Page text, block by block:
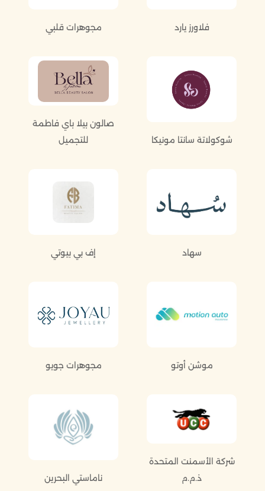
فلاورز يارد مجوهرات قلبي
شوكولاتة سانتا مونيكا
صالون بيلا باي فاطمة
للتجميل
سهاد إف بي بيوتي
موشن أوتو مجوهرات جويو
شركة الأسمنت المتحدة
ذ.م.م
ناماستي البحرين